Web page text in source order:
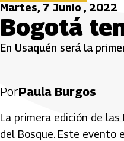
Martes, 7 Junio , 2022
Bogotá
En Usaquén será la
PorPaula Burgos
La primera edición de
del Bosque. Este